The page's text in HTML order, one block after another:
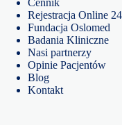
Rejestracja Online
Fundacja Oslomed
Badania Kliniczne
Nasi partnerzy
Opinie Pacjentów
Blog
Kontakt